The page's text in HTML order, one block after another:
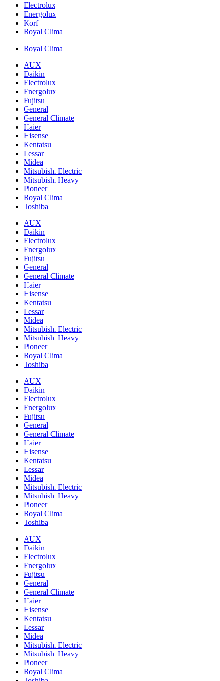
Electrolux
Energolux
Korf
Royal Clima
Royal Clima
AUX
Daikin
Electrolux
Energolux
Fujitsu
General
General Climate
Haier
Hisense
Kentatsu
Lessar
Midea
Mitsubishi Electric
Mitsubishi Heavy
Pioneer
Royal Clima
Toshiba
AUX
Daikin
Electrolux
Energolux
Fujitsu
General
General Climate
Haier
Hisense
Kentatsu
Lessar
Midea
Mitsubishi Electric
Mitsubishi Heavy
Pioneer
Royal Clima
Toshiba
AUX
Daikin
Electrolux
Energolux
Fujitsu
General
General Climate
Haier
Hisense
Kentatsu
Lessar
Midea
Mitsubishi Electric
Mitsubishi Heavy
Pioneer
Royal Clima
Toshiba
AUX
Daikin
Electrolux
Energolux
Fujitsu
General
General Climate
Haier
Hisense
Kentatsu
Lessar
Midea
Mitsubishi Electric
Mitsubishi Heavy
Pioneer
Royal Clima